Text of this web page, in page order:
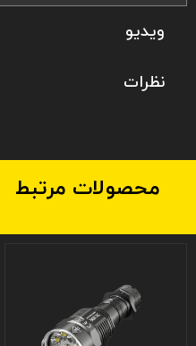
ویدیو
نظرات
محصولات مرتبط